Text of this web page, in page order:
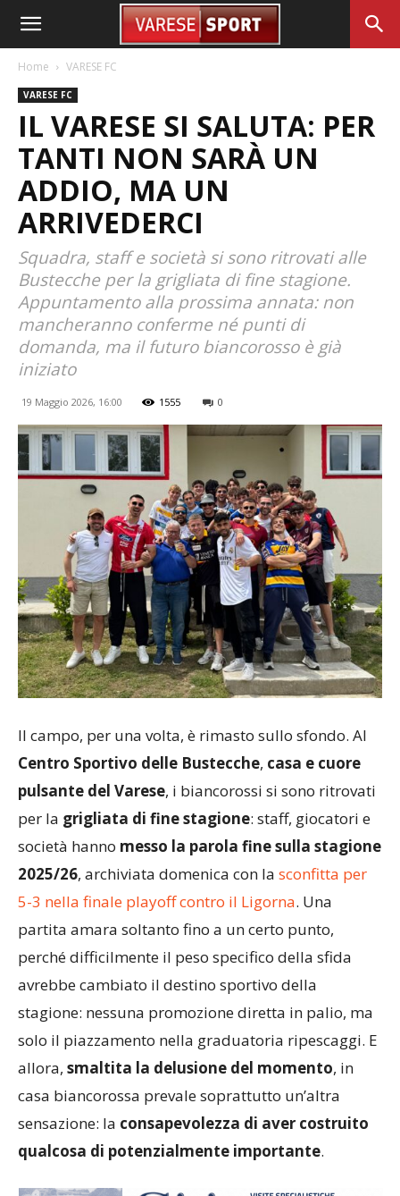
Home VARESE FC
VARESE FC
IL VARESE SI SALUTA: PER
TANTI NON SARÀ UN
ADDIO, MA UN
ARRIVEDERCI
Squadra, staff e società si sono ritrovati alle
Bustecche per la grigliata di fine stagione.
Appuntamento alla prossima annata: non
mancheranno conferme né punti di
domanda, ma il futuro biancorosso è già
iniziato
19 Maggio 2026, 16:00 1555 0
Il campo, per una volta, è rimasto sullo sfondo. Al
Centro Sportivo delle Bustecche, casa e cuore
pulsante del Varese, i biancorossi si sono ritrovati
per la grigliata di fine stagione: staff, giocatori e
società hanno messo la parola fine sulla stagione
2025/26, archiviata domenica con la sconfitta per
5-3 nella finale playoff contro il Ligorna. Una
partita amara soltanto fino a un certo punto,
perché difficilmente il peso specifico della sfida
avrebbe cambiato il destino sportivo della
stagione: nessuna promozione diretta in palio, ma
solo il piazzamento nella graduatoria ripescaggi. E
allora, smaltita la delusione del momento, in
casa biancorossa prevale soprattutto un’altra
sensazione: la consapevolezza di aver costruito
qualcosa di potenzialmente importante.